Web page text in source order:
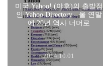
미국 Yahoo! (야후)의 출발점
인 Yahoo Directory - 올 연말
에 20년 역사 너머로
2014.10.01